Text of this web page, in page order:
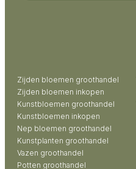
Zijden bloemen groothandel
Zijden bloemen inkopen
Kunstbloemen groothandel
Kunstbloemen inkopen
Nep bloemen groothandel
Kunstplanten groothandel
Vazen groothandel
Potten groothandel